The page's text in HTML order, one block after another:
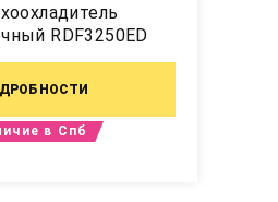
RDF3250ED
в Спб